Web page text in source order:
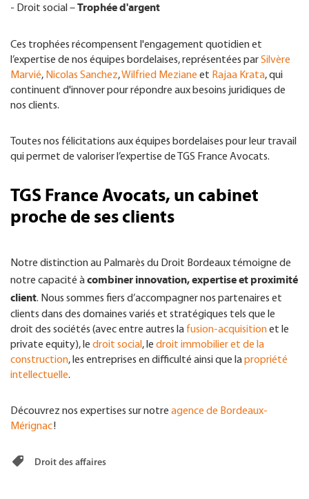
- Droit social –Trophée d'argent
Ces trophées récompensent l'engagement quotidien et
l’expertise de nos équipes bordelaises, représentées parSilvère
Marvié, Nicolas Sanchez,Wilfried Meziane et Rajaa Krata, qui
continuent d'innover pour répondre aux besoins juridiques de
nos clients.
Toutes nos félicitations aux équipes bordelaises pour leur travail
qui permet de valoriser l’expertise de TGS France Avocats.
TGS France Avocats, un cabinet
proche de ses clients
Notre distinction au Palmarès du Droit Bordeaux témoigne de
notre capacité àcombiner innovation, expertise et proximité
client. Nous sommes fiers d’accompagner nos partenaires et
clients dans des domaines variés et stratégiques tels que le
droit des sociétés (avec entre autres la fusion-acquisitionet le
private equity), le droit social , le droit immobilier et de la
construction, les entreprises en difficulté ainsi que lapropriété
intellectuelle.
Découvrez nos expertises sur notre agence de Bordeaux-
Mérignac!
Droit des affaires